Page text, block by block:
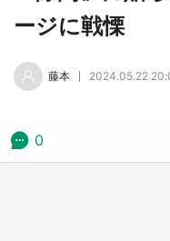
ラプラス
公式プロ
の「猫
ージに戦慄
藤本 2024.05.22
0